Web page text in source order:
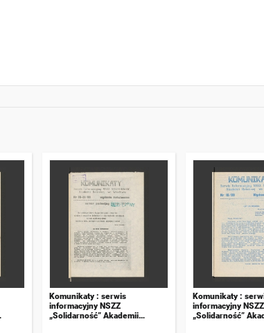
Komunikaty : serwis
informacyjny NSZZ
„Solidarność” Akademii
Komunikaty :
informacyjny NSZZ
„Solidarność”